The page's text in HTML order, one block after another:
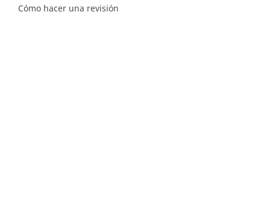
Cómo hacer una revisión